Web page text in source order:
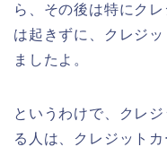
ら、その後は特にク
は起きずに、クレジ
ましたよ。
というわけで、クレ
る人は、クレジット